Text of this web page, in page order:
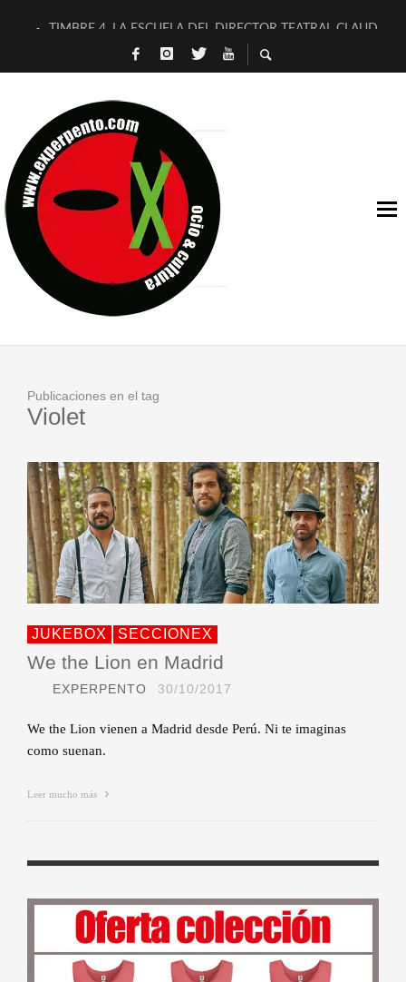
TIMBRE 4, LA ESCUELA DEL DIRECTOR TEATRAL CLAUDIO
30 AÑOS (NO ES NADA) DE LA KATARSIS DEL TOMATAZO
D’BALDOMEROS REINVENTAN [BITÁCORA 3.0] EN EXVITA
MARSHALL FLASH PRESENTA EN EXVITA [RELATIVA
JOFRE BARDAGÍ EN EXVITA INTERPRETANDO A SERRAT
YORCH PRESENTA [CURSO DE ARMONÍA PERSECUTORIA]
MAGALÍ SARE NOS EXPLICA [DESCASADA]
«NO TENGO PUTOS SUEÑOS»
Publicaciones en el tag
Violet
JUKEBOX SECCIONEX
We the Lion en Madrid
EXPERPENTO 30/10/2017
We the Lion vienen a Madrid desde Perú. Ni te imaginas
como suenan.
Leer mucho más